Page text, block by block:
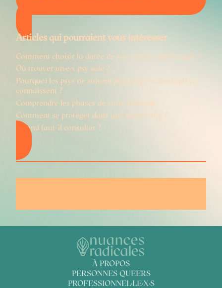
Articles qui pourraient vous intéresser
Comment choisir la durée de ses séances de thérapie ?
Où trouver un·e·x psy safe ?
Pourquoi les psys ne suivent pas les personnes qui se
connaissent ?
Comprendre les phases de votre thérapie
Comment se protéger dans une séance psy ?
Quand faut-il consulter ?
À PROPOS
PERSONNES QUEERS
PROFESSIONNEL·LE·X·S